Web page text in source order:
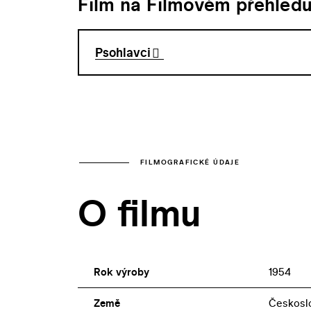
Psohlavci
FILMOGRAFICKÉ ÚDAJE
O filmu
Rok výroby 1954
Země